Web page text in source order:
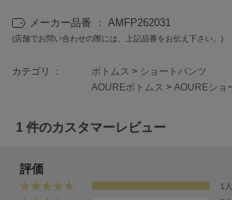
ETRÉ TOKYO
エトレトウキョウ
ey
FRAY I.D
メーカー品番 ： AMFP262031
(店舗でお問い合わせの際には、上記品番をお伝え下さい。)
カテゴリ ： ボトムス > ショートパンツ
AOUREボトムス > AOUREショ
1 件のカスタマーレビュー
評価
1人